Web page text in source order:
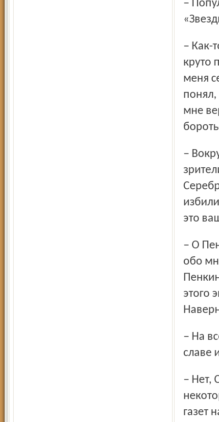
– Популярность пришла к вам в раннем возрасте.
– Как-то у меня промелькнула мысль о том, как у меня все
круто
меня
понял,
мне
– Вокруг вашего имени – постоянно скандалы. Например,
это
– О Пенкине говорить плохо или хорошо не стану. Хотя он
обо
этого
– На все гастроли вы ездите один. Вас жена не ревнует к
славе
– Нет, Светлана умный человек, ее даже не расстраивают
газет